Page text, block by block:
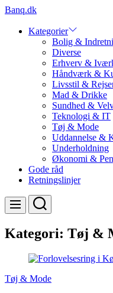
Skip
content
Banq.dk
Kategorier
Bolig &
Diverse
Erhverv &
Håndværk &
Livsstil &
Mad & Drikke
Sundhed &
Teknologi & IT
Tøj & Mode
Uddannelse &
Underholdning
Økonomi &
Gode råd
Retningslinjer
Menu Search
Kategori: Tøj &
Tøj & Mode